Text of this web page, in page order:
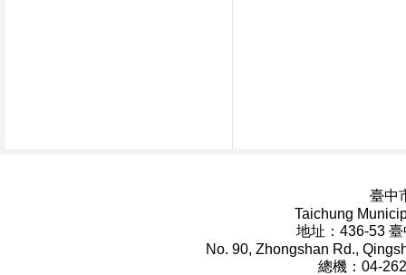
臺中
Taichung
地址：436-53
No. 90, Zhongshan Rd.,
總機：04-